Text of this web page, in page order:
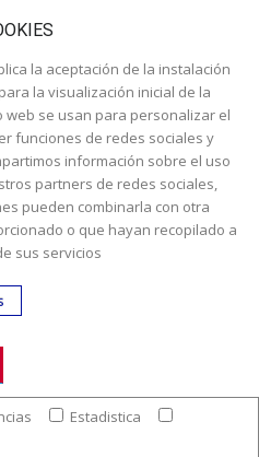
28925 Alcorcón
reservados. |Nuestra
la aceptación de la instalación
la visualización inicial de la
web se usan para personalizar el
funciones de redes sociales y
información sobre el uso
partners de redes sociales,
pueden combinarla con otra
o que hayan recopilado a
sus servicios
Estadistica